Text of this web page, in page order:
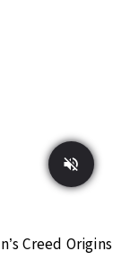
Creed Origins